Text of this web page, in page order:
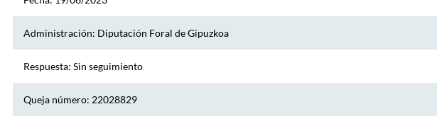
Administración: Diputación Foral de Gipuzkoa
Respuesta: Sin seguimiento
Queja número: 22028829